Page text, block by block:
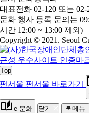
대표전화 02-120 또는
문화 행사 등록 문의는
시간 12:00 ~ 13:00 제외)
Copyright © 2021. Seoul
Top
펀서울 펀서울 바로가기
e-문화 닫기 퀵메뉴